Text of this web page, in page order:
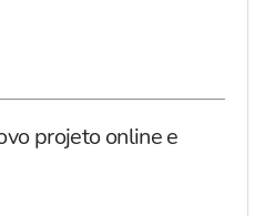
projeto online e